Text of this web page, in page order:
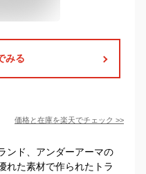
みる
価格と在庫を楽天でチェック >>
ンド、アンダーアーマの
れた素材で作られたトラ